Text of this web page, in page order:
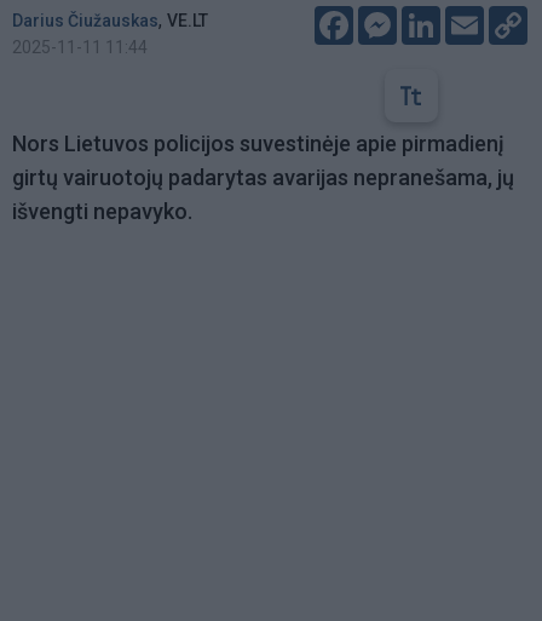
Darius Čiužauskas, VE.LT
2025-11-11 11:44
FacebookMessenger
LinkedIn
Email
Nors Lietuvos policijos suvestinėje apie pirmadienį
girtų vairuotojų padarytas avarijas nepranešama, jų
išvengti nepavyko.